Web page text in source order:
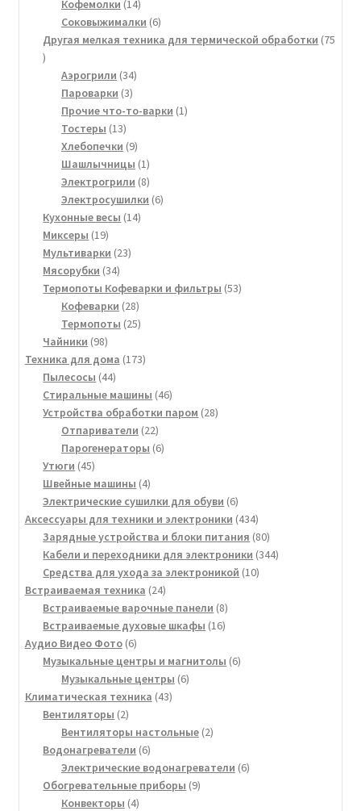
товаров
Кофемолки 1414
товаров
Соковыжималки 66
товаров
Другая мелкая техника для термической обработки 75
75
товаров
Аэрогрили 3434
Пароварки 33
товара
Прочие что-то-варки 11
Тостеры 1313
товаров
Хлебопечки 99
товаров
Шашлычницы 11
товар
Электрогрили 88
товаров
Электросушилки 66
Кухонные весы 1414
Миксеры 1919
товаров
Мультиварки 2323
Мясорубки 3434
товара
Термопоты Кофеварки и фильтры 5353
Кофеварки 2828
товаров
Термопоты 2525
Чайники 9898
товаров
Техника для дома 173173
Пылесосы 4444
товара
Стиральные машины 4646
товаров
Устройства обработки паром 2828
Отпариватели 2222
товара
Парогенераторы 66
Утюги 4545
товаров
Швейные машины 44
товара
Электрические сушилки для обуви 66
товаров
Аксессуары для техники и электроники 434434
товара
Зарядные устройства и блоки питания 8080
товаров
Кабели и переходники для электроники 344344
Средства для ухода за электроникой 1010
Встраиваемая техника 2424
товара
Встраиваемые варочные панели 88
товаров
Встраиваемые духовые шкафы 1616
Аудио Видео Фото 66
товаров
Музыкальные центры и магнитолы 66
Музыкальные центры 66
Климатическая техника 4343
Вентиляторы 22
товара
Вентиляторы настольные 22
Водонагреватели 66
товаров
Электрические водонагреватели 66
Обогревательные приборы 99
Конвекторы 44